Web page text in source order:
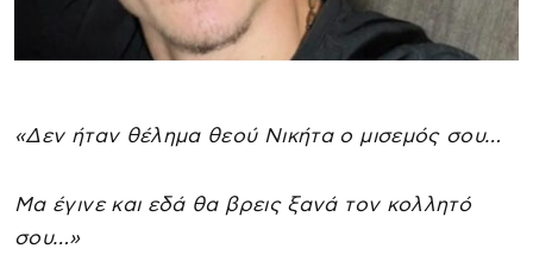
«Δεν ήταν θέλημα θεού Νικήτα ο μισεμός σου…
Μα έγινε και εδά θα βρεις ξανά τον κολλητό
σου…»